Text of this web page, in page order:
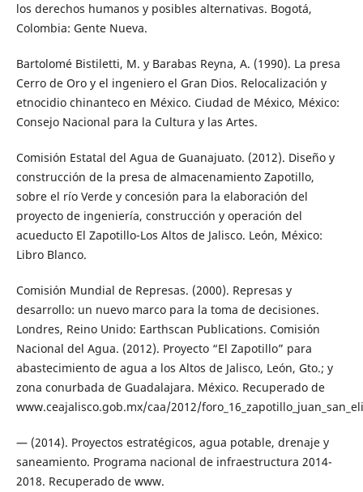
los derechos humanos y posibles alternativas. Bogotá,
Colombia: Gente Nueva.
Bartolomé Bistiletti, M. y Barabas Reyna, A. (1990). La presa
Cerro de Oro y el ingeniero el Gran Dios. Relocalización y
etnocidio chinanteco en México. Ciudad de México, México:
Consejo Nacional para la Cultura y las Artes.
Comisión Estatal del Agua de Guanajuato. (2012). Diseño y
construcción de la presa de almacenamiento Zapotillo,
sobre el río Verde y concesión para la elaboración del
proyecto de ingeniería, construcción y operación del
acueducto El Zapotillo-Los Altos de Jalisco. León, México:
Libro Blanco.
Comisión Mundial de Represas. (2000). Represas y
desarrollo: un nuevo marco para la toma de decisiones.
Londres, Reino Unido: Earthscan Publications. Comisión
Nacional del Agua. (2012). Proyecto “El Zapotillo” para
abastecimiento de agua a los Altos de Jalisco, León, Gto.; y
zona conurbada de Guadalajara. México. Recuperado de
www.ceajalisco.gob.mx/caa/2012/
— (2014). Proyectos estratégicos, agua potable, drenaje y
saneamiento. Programa nacional de infraestructura 2014-
2018. Recuperado de www.